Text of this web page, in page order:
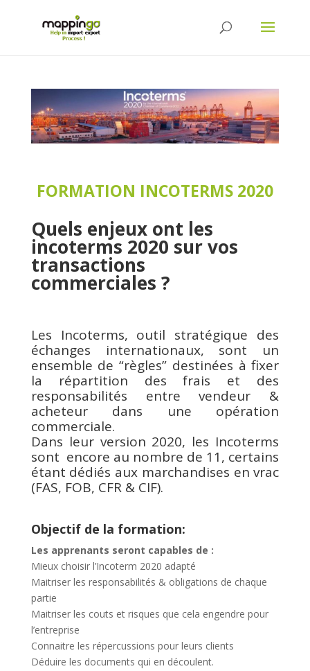
FORMATION INCOTERMS 2020
Quels enjeux ont les
incoterms 2020 sur vos
transactions
commerciales ?
Les Incoterms, outil stratégique des
échanges internationaux, sont un
ensemble de “règles” destinées à fixer
la répartition des frais et des
responsabilités entre vendeur &
acheteur dans une opération
commerciale.
Dans leur version 2020, les Incoterms
sont encore au nombre de 11, certains
étant dédiés aux marchandises en vrac
(FAS, FOB, CFR & CIF).
Objectif de la formation:
Les apprenants seront capables de :
Mieux choisir l’Incoterm 2020 adapté
Maitriser les responsabilités & obligations de chaque
partie
Maitriser les couts et risques que cela engendre pour
l’entreprise
Connaitre les répercussions pour leurs clients
Déduire les documents qui en découlent.